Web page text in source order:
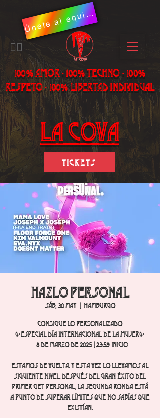
Ú
n
et
e
al
e
q
uip
o
​🏳️‍🌈
100% AMOR - 100% Techno - 100%
Respeto - 100% libertad individual
La Cova
Tickets
Hazlo personal
sáb, 30 may
  |
Hamburgo
CONSIGUE LO PERSONALIZADO
✨Especial Día Internacional de la Mujer✨
8 de marzo de 2025 | 23:59 Inicio
Estamos de vuelta. Y esta vez lo llevamos al
siguiente nivel. Después del gran éxito del
primer Get Personal, la segunda ronda está
a punto de superar límites que no sabías que
existían.